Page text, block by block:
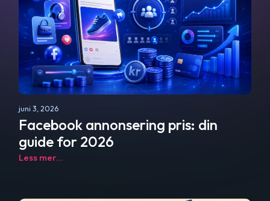
juni 3, 2026
Facebook annonsering pris: din
guide for 2026
Less mer...